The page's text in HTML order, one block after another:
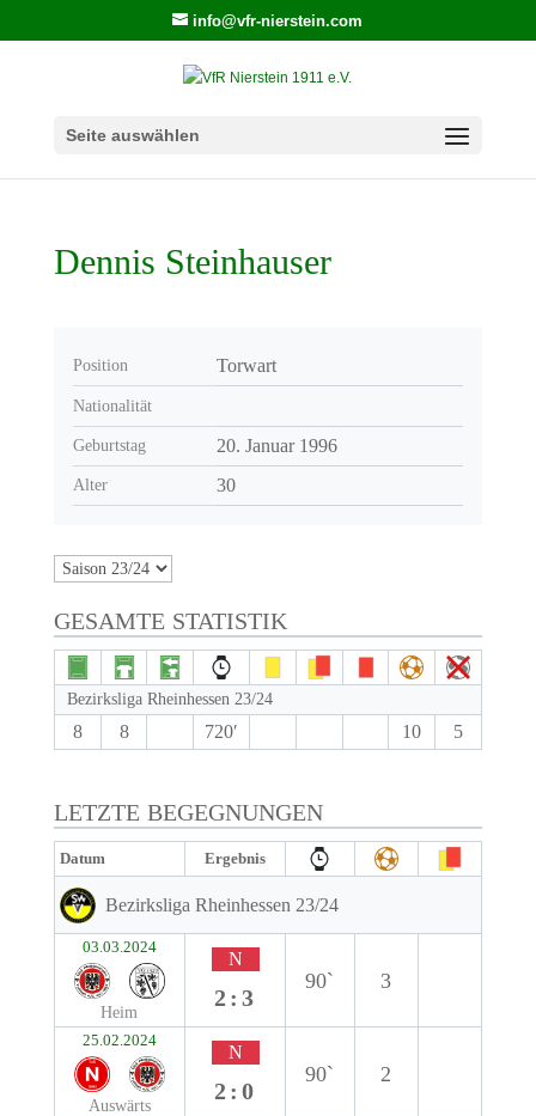
info@vfr-nierstein.com
Seite auswählen
Dennis Steinhauser
Position Torwart
Nationalität
Geburtstag 20. Januar 1996
Alter 30
GESAMTE STATISTIK
Bezirksliga Rheinhessen 23/24
8 8 720′ 10 5
LETZTE BEGEGNUNGEN
Datum Ergebnis
Bezirksliga Rheinhessen 23/24
03.03.2024
Heim
N
2:3
90` 3
25.02.2024
Auswärts
N
2:0
90` 2